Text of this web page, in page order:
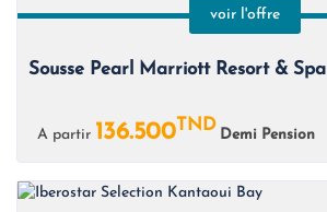
voir l'offre
Sousse Pearl Marriott Resort & Spa
A partir 136.500TND
Demi Pension